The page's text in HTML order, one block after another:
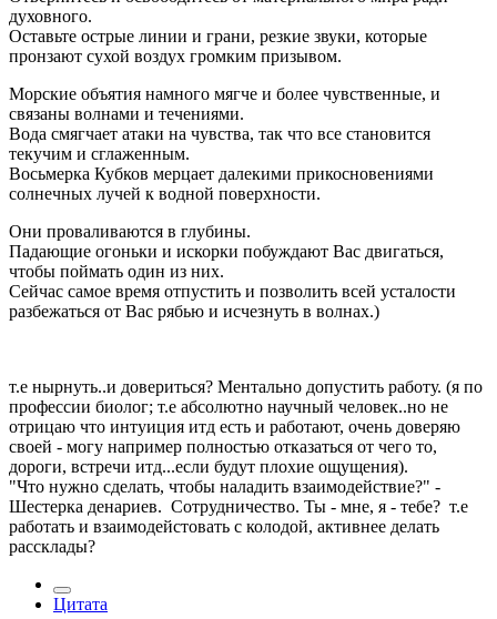
духовного.
Оставьте острые линии и грани, резкие звуки, которые
пронзают сухой воздух громким призывом.
Морские объятия намного мягче и более чувственные, и
связаны волнами и течениями.
Вода смягчает атаки на чувства, так что все становится
текучим и сглаженным.
Восьмерка Кубков мерцает далекими прикосновениями
солнечных лучей к водной поверхности.
Они проваливаются в глубины.
Падающие огоньки и искорки побуждают Вас двигаться,
чтобы поймать один из них.
Сейчас самое время отпустить и позволить всей усталости
разбежаться от Вас рябью и исчезнуть в волнах.)
т.е нырнуть..и довериться? Ментально допустить работу. (я по
профессии биолог; т.е абсолютно научный человек..но не
отрицаю что интуиция итд есть и работают, очень доверяю
своей - могу например полностью отказаться от чего то,
дороги, встречи итд...если будут плохие ощущения).
"Что нужно сделать, чтобы наладить взаимодействие?" -
Шестерка денариев. Сотрудничество. Ты - мне, я - тебе? т.е
работать и взаимодейстовать с колодой, активнее делать
рассклады?
Цитата